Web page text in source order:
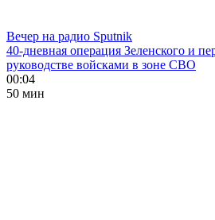
Вечер на радио Sputnik
40-дневная операция Зеленского и
руководстве войсками в зоне СВО
00:04
50 мин